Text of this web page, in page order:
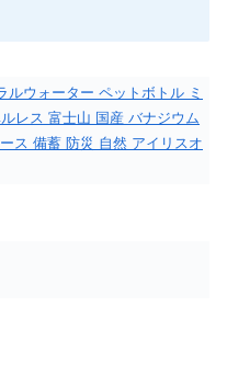
ウォーター ペットボトル ミ
レス 富士山 国産 バナジウム
ス 備蓄 防災 自然 アイリスオ